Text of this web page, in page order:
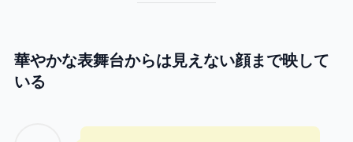
華やかな表舞台からは見えない顔まで映して
いる